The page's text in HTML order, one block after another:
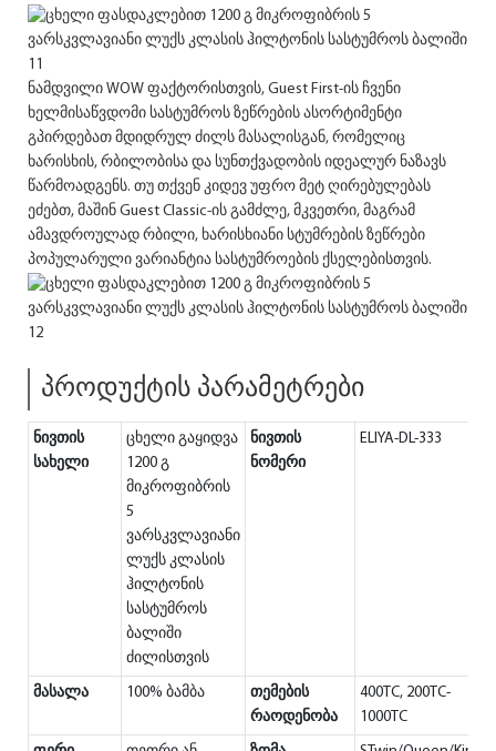
ნამდვილი WOW ფაქტორისთვის, Guest First-ის ჩვენი
ხელმისაწვდომი სასტუმროს ზეწრების ასორტიმენტი
გპირდებათ მდიდრულ ძილს მასალისგან, რომელიც
ხარისხის, რბილობისა და სუნთქვადობის იდეალურ ნაზავს
წარმოადგენს. თუ თქვენ კიდევ უფრო მეტ ღირებულებას
ეძებთ, მაშინ Guest Classic-ის გამძლე, მკვეთრი, მაგრამ
ამავდროულად რბილი, ხარისხიანი სტუმრების ზეწრები
პოპულარული ვარიანტია სასტუმროების ქსელებისთვის.
პროდუქტის პარამეტრები
ნივთის
სახელი
ცხელი გაყიდვა
1200 გ
მიკროფიბრის
5
ვარსკვლავიანი
ლუქს კლასის
ჰილტონის
სასტუმროს
ბალიში
ძილისთვის
ნივთის
ნომერი
ELIYA-DL-333
მასალა 100% ბამბა
თემების
რაოდენობა
400TC, 200TC-
1000TC